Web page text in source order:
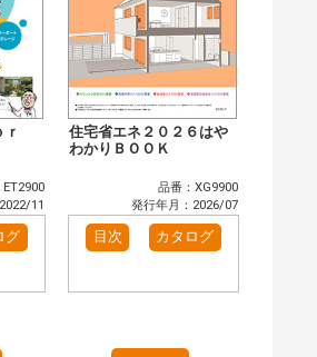
玄関ドア・引戸（5）
エクステリア（2）
キッチン（1）
洗面化粧室（6）
太陽光発電・屋根・外壁（1）
その他（2）
ｒ
11
グ
住宅省エネ２０２６はや
わかりＢＯＯＫ
品番：XG9900
発行年月：2026/07
目次 カタログ